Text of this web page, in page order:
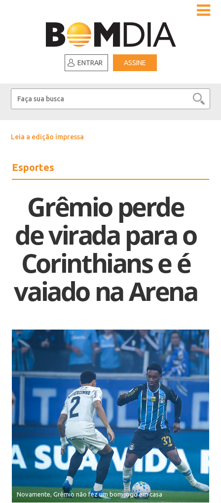
ENTRAR ASSINE
Leia a edição impressa
Esportes
Grêmio perde
de virada para o
Corinthians e é
vaiado na Arena
Novamente, Grêmio não fez um bom jogo em casa